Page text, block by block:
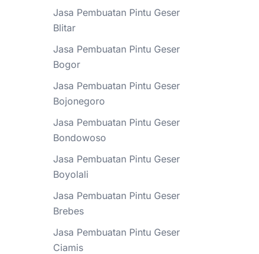
Jasa Pembuatan Pintu Geser
Blitar
Jasa Pembuatan Pintu Geser
Bogor
Jasa Pembuatan Pintu Geser
Bojonegoro
Jasa Pembuatan Pintu Geser
Bondowoso
Jasa Pembuatan Pintu Geser
Boyolali
Jasa Pembuatan Pintu Geser
Brebes
Jasa Pembuatan Pintu Geser
Ciamis